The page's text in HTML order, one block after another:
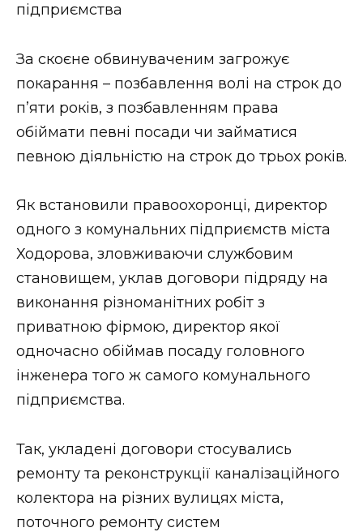
НОВИНИ ЗАХІДНОЇ УКРАЇНИ
ВІДЕО
підприємства
За скоєне обвинуваченим загрожує
покарання – позбавлення волі на строк до
п’яти років, з позбавленням права
обіймати певні посади чи займатися
певною діяльністю на строк до трьох років.
Як встановили правоохоронці, директор
одного з комунальних підприємств міста
Ходорова, зловживаючи службовим
становищем, уклав договори підряду на
виконання різноманітних робіт з
приватною фірмою, директор якої
одночасно обіймав посаду головного
інженера того ж самого комунального
підприємства.
Так, укладені договори стосувались
ремонту та реконструкції каналізаційного
колектора на різних вулицях міста,
поточного ремонту систем